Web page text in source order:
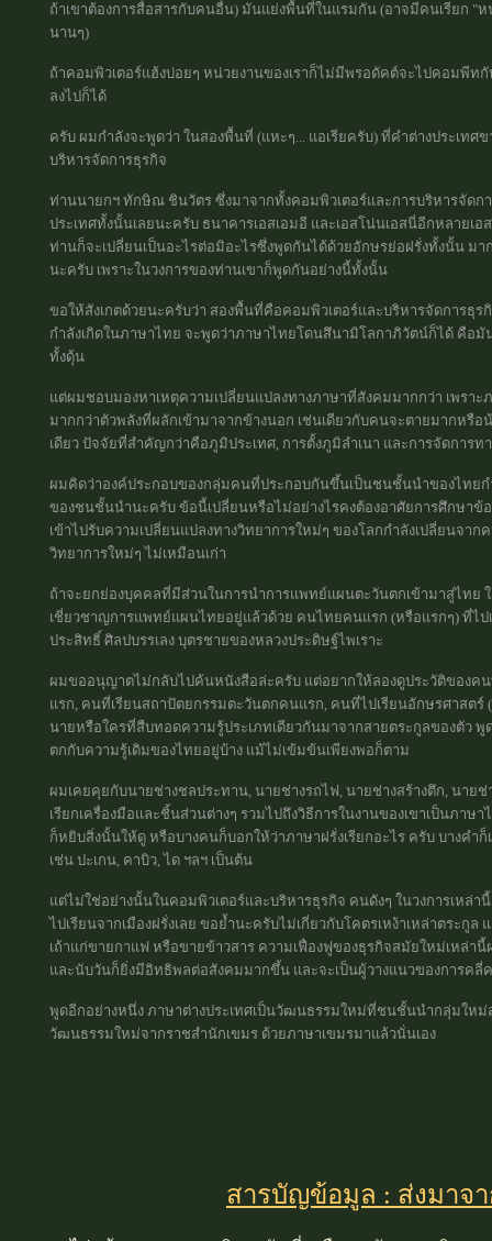
ถ้าเขาต้องการสื่อสารกับคนอื่น) มันแย่งพื้นที่ในแรมกัน (อาจมีคนเรียก "
นานๆ)
ถ้าคอมพิวเตอร์แฮ้งบ่อยๆ หน่วยงานของเราก็ไม่มีพรอดัคต์จะไปคอมพีท
ลงไปก็ได้
ครับ ผมกำลังจะพูดว่า ในสองพื้นที่ (แหะๆ... แอเรียครับ) ที่คำต่างประเท
บริหารจัดการธุรกิจ
ท่านนายกฯ ทักษิณ ชินวัตร ซึ่งมาจากทั้งคอมพิวเตอร์และการบริหารจัดก
ประเทศทั้งนั้นเลยนะครับ ธนาคารเอสเอมอี และเอสโน่นเอสนี่อีกหลายเ
ท่านก็จะเปลี่ยนเป็นอะไรต่อมิอะไรซึ่งพูดกันได้ด้วยอักษรย่อฝรั่งทั้งนั้น
นะครับ เพราะในวงการของท่านเขาก็พูดกันอย่างนี้ทั้งนั้น
ขอให้สังเกตด้วยนะครับว่า สองพื้นที่คือคอมพิวเตอร์และบริหารจัดการธุ
กำลังเกิดในภาษาไทย จะพูดว่าภาษาไทยโดนสึนามิโลกาภิวัตน์ก็ได้ คือมั
ทั้งดุ้น
แต่ผมชอบมองหาเหตุความเปลี่ยนแปลงทางภาษาที่สังคมมากกว่า เพรา
มากกว่าตัวพลังที่ผลักเข้ามาจากข้างนอก เช่นเดียวกับคนจะตายมากหรื
เดียว ปัจจัยที่สำคัญกว่าคือภูมิประเทศ, การตั้งภูมิลำเนา และการจัดการ
ผมคิดว่าองค์ประกอบของกลุ่มคนที่ประกอบกันขึ้นเป็นชนชั้นนำของไทยก
ของชนชั้นนำนะครับ ข้อนี้เปลี่ยนหรือไม่อย่างไรคงต้องอาศัยการศึกษา
เข้าไปรับความเปลี่ยนแปลงทางวิทยาการใหม่ๆ ของโลกกำลังเปลี่ยนจ
วิทยาการใหม่ๆ ไม่เหมือนเก่า
ถ้าจะยกย่องบุคคลที่มีส่วนในการนำการแพทย์แผนตะวันตกเข้ามาสู่ไทย
เชี่ยวชาญการแพทย์แผนไทยอยู่แล้วด้วย คนไทยคนแรก (หรือแรกๆ) ที่ไ
ประสิทธิ์ ศิลปบรรเลง บุตรชายของหลวงประดิษฐ์ไพเราะ
ผมขออนุญาตไม่กลับไปค้นหนังสือล่ะครับ แต่อยากให้ลองดูประวัติของค
แรก, คนที่เรียนสถาปัตยกรรมตะวันตกคนแรก, คนที่ไปเรียนอักษรศาสตร์
นายหรือใครที่สืบทอดความรู้ประเภทเดียวกันมาจากสายตระกูลของตัว
ตกกับความรู้เดิมของไทยอยู่บ้าง แม้ไม่เข้มข้นเพียงพอก็ตาม
ผมเคยคุยกับนายช่างชลประทาน, นายช่างรถไฟ, นายช่างสร้างตึก, นาย
เรียกเครื่องมือและชิ้นส่วนต่างๆ รวมไปถึงวิธีการในงานของเขาเป็นภา
ก็หยิบสิ่งนั้นให้ดู หรือบางคนก็บอกให้ว่าภาษาฝรั่งเรียกอะไร ครับ บางค
เช่น ปะเกน, คาบิว, ได ฯลฯ เป็นต้น
แต่ไม่ใช่อย่างนั้นในคอมพิวเตอร์และบริหารธุรกิจ คนดังๆ ในวงการเหล่
ไปเรียนจากเมืองฝรั่งเลย ขอย้ำนะครับไม่เกี่ยวกับโคตรเหง้าเหล่าตระกูล
เถ้าแก่ขายกาแฟ หรือขายข้าวสาร ความเฟื่องฟูของธุรกิจสมัยใหม่เหล่
และนับวันก็ยิ่งมีอิทธิพลต่อสังคมมากขึ้น และจะเป็นผู้วางแนวของการคลี่
พูดอีกอย่างหนึ่ง ภาษาต่างประเทศเป็นวัฒนธรรมใหม่ที่ชนชั้นนำกลุ่มใหม่
วัฒนธรรมใหม่จากราชสำนักเขมร ด้วยภาษาเขมรมาแล้วนั่นเอง
สารบัญข้อมูล : ส่งมาจ